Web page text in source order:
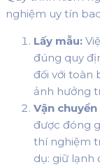
nghiệm uy tín
Lấy mẫu:
đúng quy
đối với toàn
ảnh hưởng
Vận
được đóng
thí nghiệm
dụ: giữ lạnh